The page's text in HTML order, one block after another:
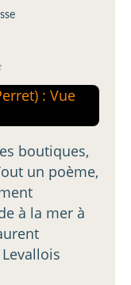
boutiques,
un poème,
à la mer à